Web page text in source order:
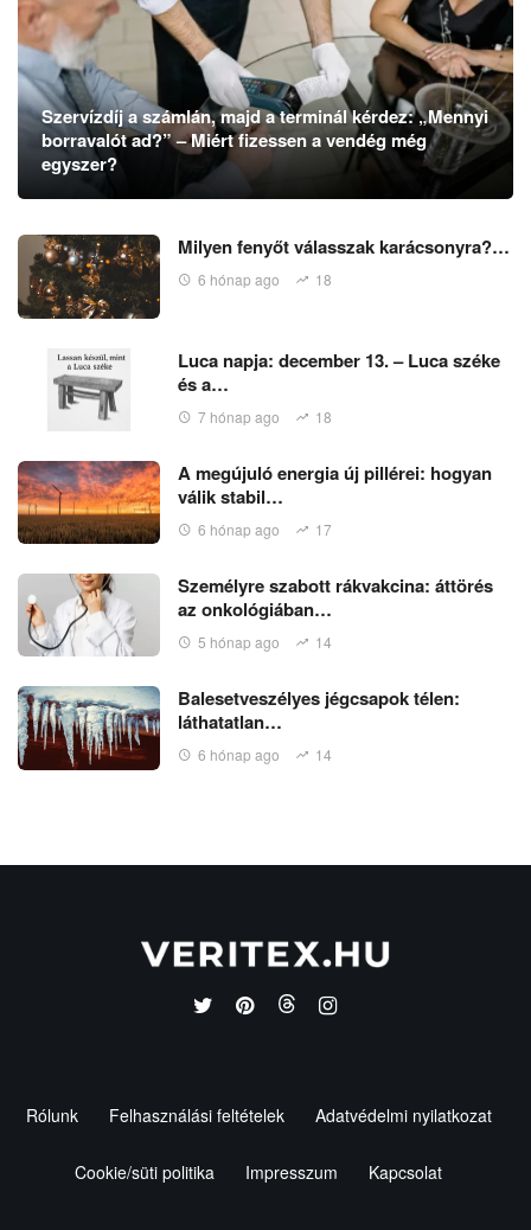
Szervízdíj a számlán, majd a terminál kérdez: „Mennyi
borravalót ad?” – Miért fizessen a vendég még
egyszer?
Milyen fenyőt válasszak karácsonyra?…
6 hónap ago 18
Luca napja: december 13. – Luca széke
és a…
7 hónap ago 18
A megújuló energia új pillérei: hogyan
válik stabil…
6 hónap ago 17
Személyre szabott rákvakcina: áttörés
az onkológiában…
5 hónap ago 14
Balesetveszélyes jégcsapok télen:
láthatatlan…
6 hónap ago 14
Rólunk Felhasználási feltételek Adatvédelmi nyilatkozat
Cookie/süti politika Impresszum Kapcsolat